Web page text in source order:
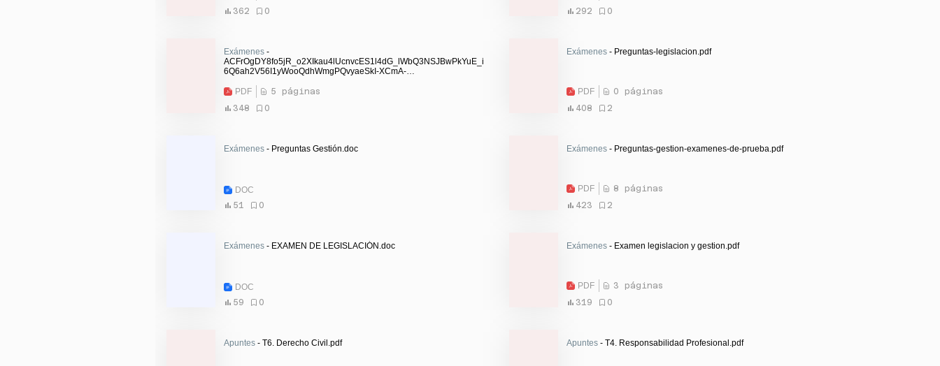
362
0
292
0
Exámenes -
ACFrOgDY8fo5jR_o2XIkau4lUcnvcES1l4dG_lWbQ3NSJBwPkYuE_i
6Q6ah2V56I1yWooQdhWmgPQvyaeSkI-XCmA-
PDF
5 páginas
348
0
Exámenes - Preguntas-legislacion.pdf
PDF
0 páginas
408
2
Exámenes - Preguntas Gestión.doc
DOC
51
0
Exámenes - Preguntas-gestion-examenes-de-prueba.pdf
PDF
8 páginas
423
2
Exámenes - EXAMEN DE LEGISLACIÓN.doc
DOC
59
0
Exámenes - Examen legislacion y gestion.pdf
PDF
3 páginas
319
0
Apuntes - T6. Derecho Civil.pdf Apuntes - T4. Responsabilidad Profesional.pdf